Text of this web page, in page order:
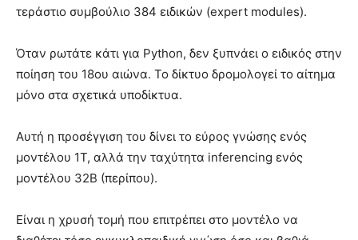
τεράστιο συμβούλιο 384 ειδικών (expert modules).
Όταν ρωτάτε κάτι για Python, δεν ξυπνάει ο ειδικός στην
ποίηση του 18ου αιώνα. Το δίκτυο δρομολογεί το αίτημα
μόνο στα σχετικά υποδίκτυα.
Αυτή η προσέγγιση του δίνει το εύρος γνώσης ενός
μοντέλου 1T, αλλά την ταχύτητα inferencing ενός
μοντέλου 32B (περίπου).
Είναι η χρυσή τομή που επιτρέπει στο μοντέλο να